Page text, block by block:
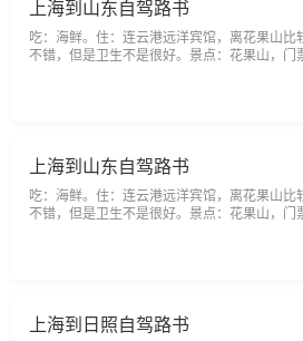
上海到山东自驾路书
吃：海鲜。住：连云港远洋宾馆，离花果山
不错，但是卫生不是很好。景点：花果山，门
国文明风景旅游区示范点。景区面积84.3平
上海到山东自驾路书
吃：海鲜。住：连云港远洋宾馆，离花果山
不错，但是卫生不是很好。景点：花果山，门
国文明风景旅游区示范点。景区面积84.3平
上海到日照自驾路书